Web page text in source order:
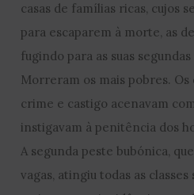
casas de famílias ricas, cujos
para escaparem à morte, as
fugindo para as suas
Morreram os mais pobres.
crime e castigo acenavam
instigavam à penitência dos
A segunda peste bubónica,
vagas, atingiu todas as